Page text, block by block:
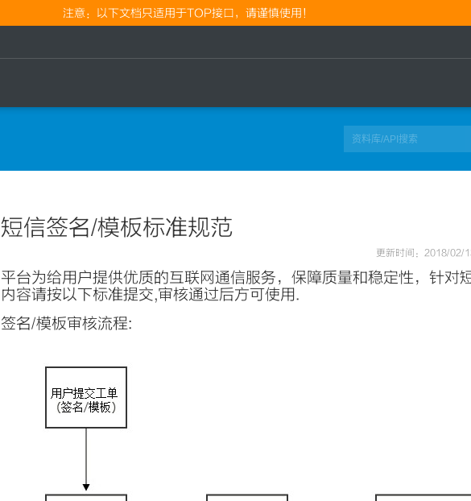
注意：以下文档只适用于TOP接口，请谨慎使用！
短信签名/模板标准规范
更新时间：2018/02/
平台为给用户提供优质的互联网通信服务，保障质量和稳定性，针对
内容请按以下标准提交,审核通过后方可使用.
签名/模板审核流程: